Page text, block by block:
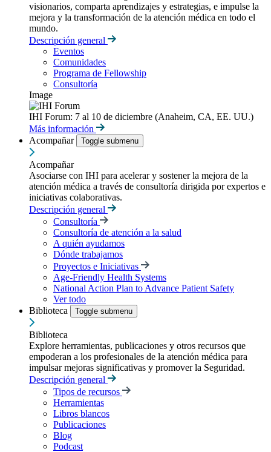
visionarios, comparta aprendizajes y estrategias, e impulse la
mejora y la transformación de la atención médica en todo el
mundo.
Descripción general
Eventos
Comunidades
Programa de Fellowship
Consultoría
Image
IHI Forum: 7 al 10 de diciembre (Anaheim, CA, EE. UU.)
Más información
Acompañar
Toggle submenu
Acompañar
Asociarse con IHI para acelerar y sostener la mejora de la
atención médica a través de consultoría dirigida por expertos e
iniciativas colaborativas.
Descripción general
Consultoría
Consultoría de atención a la salud
A quién ayudamos
Dónde trabajamos
Proyectos e Iniciativas
Age-Friendly Health Systems
National Action Plan to Advance Patient Safety
Ver todo
Biblioteca
Toggle submenu
Biblioteca
Explore herramientas, publicaciones y otros recursos que
empoderan a los profesionales de la atención médica para
impulsar mejoras significativas y promover la Seguridad.
Descripción general
Tipos de recursos
Herramientas
Libros blancos
Publicaciones
Blog
Podcast